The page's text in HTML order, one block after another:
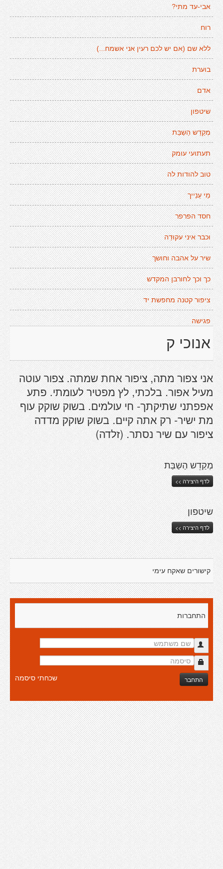
אבי-עד מתי?
רוח
ללא שם (אם יש לכם רעין אני אשמח...)
בוערת
אדם
שיטפון
מְקַדֵש הַשַבַּת
תעתועי עומק
טוב להודות לה
מֵי עֵנַייך
חסד הפרפר
וּכבר איני עקוּדַה
שיר על אהבה וחושך
כך וכך לחורבן המקדש
ציפור קטנה מחפשת יד
פגישה
אנוכי ק
אני צפור מתה, ציפור אחת שמתה. צפור עוטה
מעיל אפור. בלכתי, לץ מפטיר לעומתי. פתע
אפפתני שתיקתך- חי עולמים. בשוק שוקק עוף
מת ישיר- רק אתה קיים. בשוק שוקק מדדה
ציפור עם שיר נסתר. (זלדה)
מְקַדֵש הַשַבַּת
לדף היצירה >>
שיטפון
לדף היצירה >>
קישורים שאקח עימי
התחברות
התחבר שכחתי סיסמה